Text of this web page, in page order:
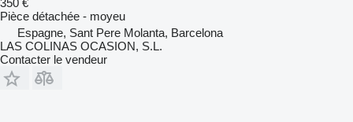
350 €
Pièce détachée - moyeu
Espagne, Sant Pere Molanta, Barcelona
LAS COLINAS OCASION, S.L.
Contacter le vendeur